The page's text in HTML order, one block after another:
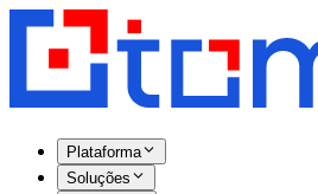
Plataforma
Soluções